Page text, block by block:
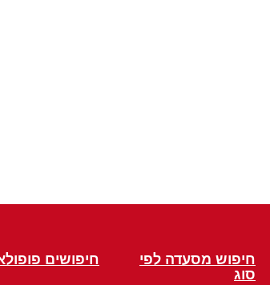
חיפוש מסעדה לפי
סוג
חיפושים